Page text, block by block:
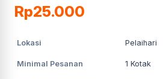
Rp25.000
Lokasi Pelaihari
Minimal Pesanan 1 Kotak